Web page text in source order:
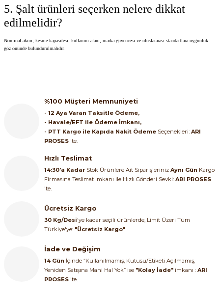
5. Şalt ürünleri seçerken nelere dikkat
edilmelidir?
Nominal akım, kesme kapasitesi, kullanım alanı, marka güvencesi ve uluslararası standartlara uygunluk
göz önünde bulundurulmalıdır.
%100 Müşteri Memnuniyeti
- 12 Aya Varan Taksitle Ödeme,
- Havale/EFT ile Ödeme İmkanı,
- PTT Kargo ile Kapıda Nakit Ödeme Seçenekleri: ARI
PROSES 'te.
Hızlı Teslimat
14:30'a Kadar Stok Ürünlere Ait Siparişleriniz Aynı Gün Kargo
Firmasına Teslimat imkanı ile Hızlı Gönderi Sevki: ARI PROSES
'te.
Ücretsiz Kargo
30 Kg/Desi'ye kadar seçili ürünlerde, Limit Üzeri Tüm
Türkiye'ye: "Ücretsiz Kargo"
İade ve Değişim
14 Gün İçinde “Kullanılmamış, Kutusu/Etiketi Açılmamış,
Yeniden Satışına Mani Hal Yok” ise "Kolay İade" imkanı : ARI
PROSES 'te.